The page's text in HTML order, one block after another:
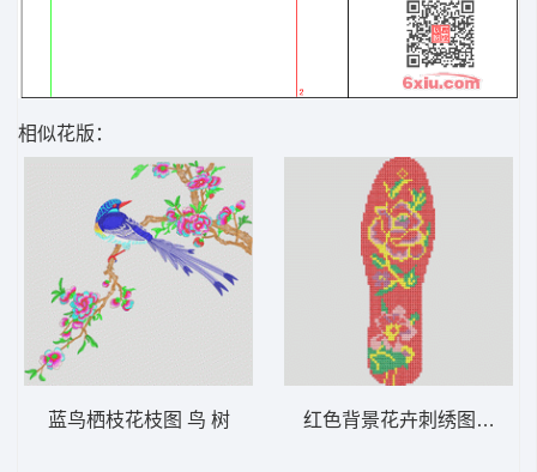
相似花版：
蓝鸟栖枝花枝图 鸟 树 红色背景花卉刺绣图案 鞋垫